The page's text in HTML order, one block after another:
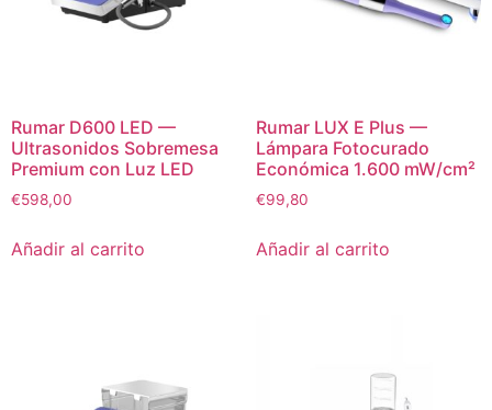
Rumar D600 LED —
Ultrasonidos Sobremesa
Premium con Luz LED
€598,00
Añadir al carrito
Rumar LUX E Plus —
Lámpara Fotocurado
Económica 1.600 mW/cm²
€99,80
Añadir al carrito